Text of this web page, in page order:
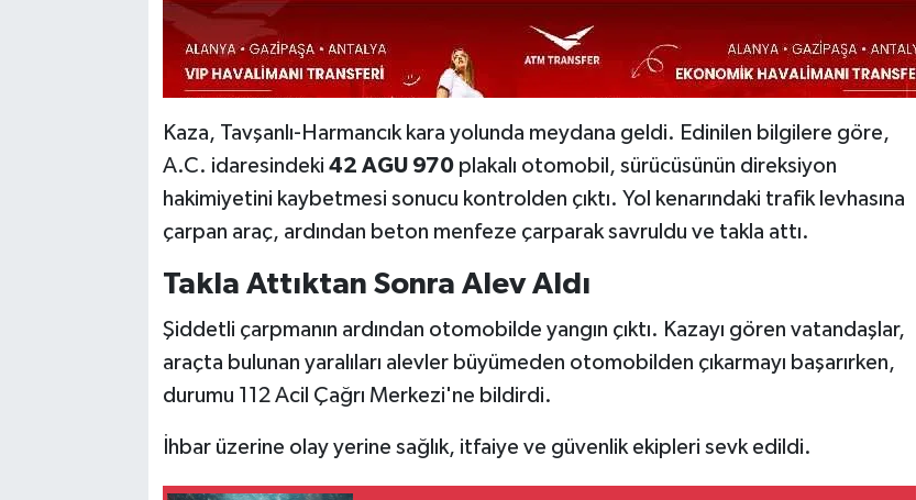
Kaza, Tavşanlı-Harmancık kara yolunda meydana geldi. Edinilen bilgilere göre,
A.C. idaresindeki 42 AGU 970plakalı otomobil, sürücüsünün direksiyon
hakimiyetini kaybetmesi sonucu kontrolden çıktı. Yol kenarındaki trafik levhasına
çarpan araç, ardından beton menfeze çarparak savruldu ve takla attı.
Takla Attıktan Sonra Alev Aldı
Şiddetli çarpmanın ardından otomobilde yangın çıktı. Kazayı gören vatandaşlar,
araçta bulunan yaralıları alevler büyümeden otomobilden çıkarmayı başarırken,
durumu 112 Acil Çağrı Merkezi'ne bildirdi.
İhbar üzerine olay yerine sağlık, itfaiye ve güvenlik ekipleri sevk edildi.